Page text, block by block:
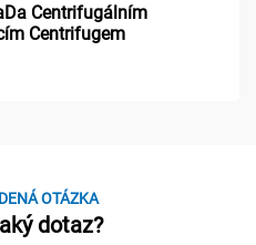
Centrifugálním
Centrifugem
OTÁZKA
dotaz?